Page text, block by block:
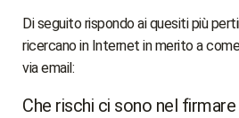
Di seguito rispondo ai quesiti più
ricercano in Internet in merito a
via email:
Che rischi ci sono nel